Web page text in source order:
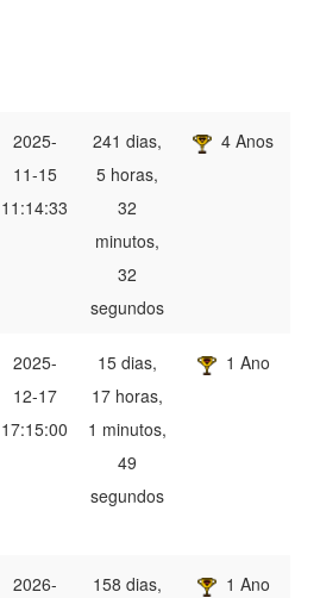
2025-
11-15
11:14:33
241 dias,
5 horas,
32
minutos,
32
segundos
4 Anos
2025-
12-17
17:15:00
15 dias,
17 horas,
1 minutos,
49
segundos
1 Ano
2026-
158 dias,
1 Ano